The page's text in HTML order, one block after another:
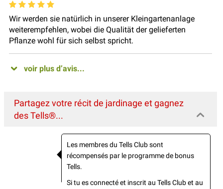
Wir werden sie natürlich in unserer Kleingartenanlage
weiterempfehlen, wobei die Qualität der gelieferten
Pflanze wohl für sich selbst spricht.
voir plus d’avis...
Partagez votre récit de jardinage et gagnez
des Tells®...
Les membres du Tells Club sont
récompensés par le programme de bonus
Tells.
Si tu es connecté et inscrit au Tells Club et au